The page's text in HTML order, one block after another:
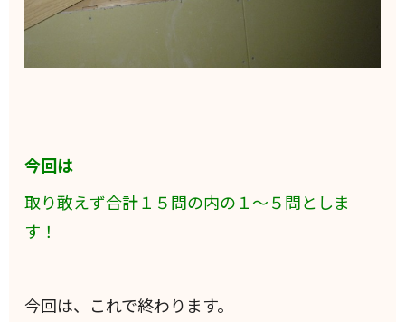
今回は
取り敢えず合計１５問の内の１～５問としま
す！
今回は、これで終わります。